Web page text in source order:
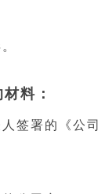
料：
署的《公司